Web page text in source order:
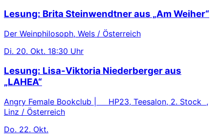
Lesung: Brita Steinwendtner aus „Am Weiher“
Der Weinphilosoph, Wels / Österreich
Di. 20. Okt. 18:30 Uhr
Lesung: Lisa-Viktoria Niederberger aus
„LAHEA“
Angry Female Bookclub | HP23, Teesalon, 2. Stock ,
Linz / Österreich
Do. 22. Okt.